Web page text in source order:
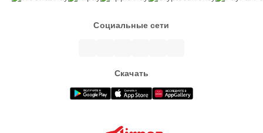
Социальные сети
Скачать